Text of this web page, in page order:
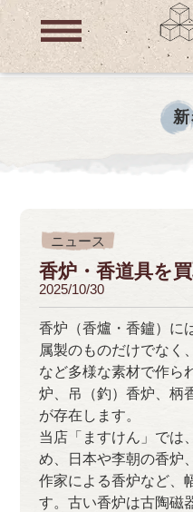
ニュース
香炉・香道具を
2025/10/30
香炉（香爐・香鑪）に
属製のものだけでなく
など多様な素材で作ら
炉、吊（釣）香炉、柄
が存在します。
当店「ますけん」では
め、日本や李朝の香炉
作家による香炉など、
す。古い香炉は古陶磁